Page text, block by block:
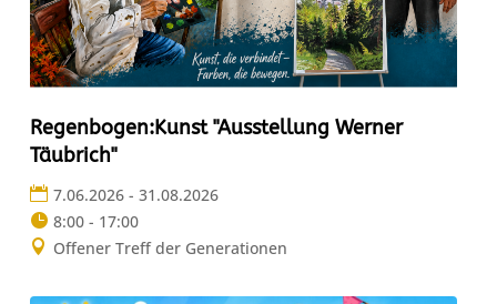
Regenbogen:Kunst "Ausstellung Werner
Täubrich"
7.06.2026 - 31.08.2026
8:00 - 17:00
Offener Treff der Generationen